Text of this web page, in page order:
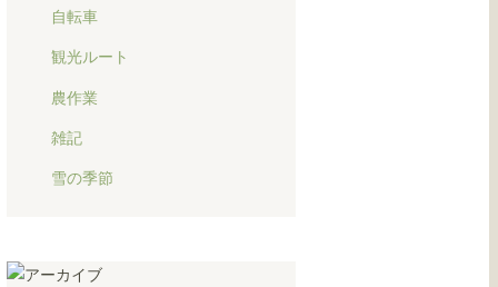
自転車
観光ルート
農作業
雑記
雪の季節